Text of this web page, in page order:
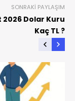
SONRAKI PAYLAŞIM
2026 Dolar Kuru
Kaç TL ?